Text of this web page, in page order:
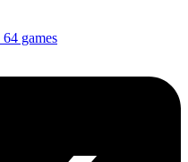
games